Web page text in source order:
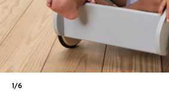
1/6